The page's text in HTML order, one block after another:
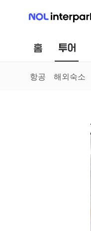
NOL 인터파크
홈 투어
항공 해외숙소